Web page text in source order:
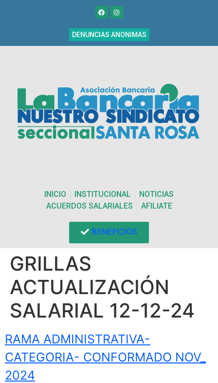
DENUNCIAS ANONIMAS
INICIO INSTITUCIONAL
NOTICIAS
ACUERDOS SALARIALES
AFILIATE
BENEFICIOS
GRILLAS
ACTUALIZACIÓN
SALARIAL 12-12-24
RAMA ADMINISTRATIVA-
CATEGORIA- CONFORMADO NOV_
2024